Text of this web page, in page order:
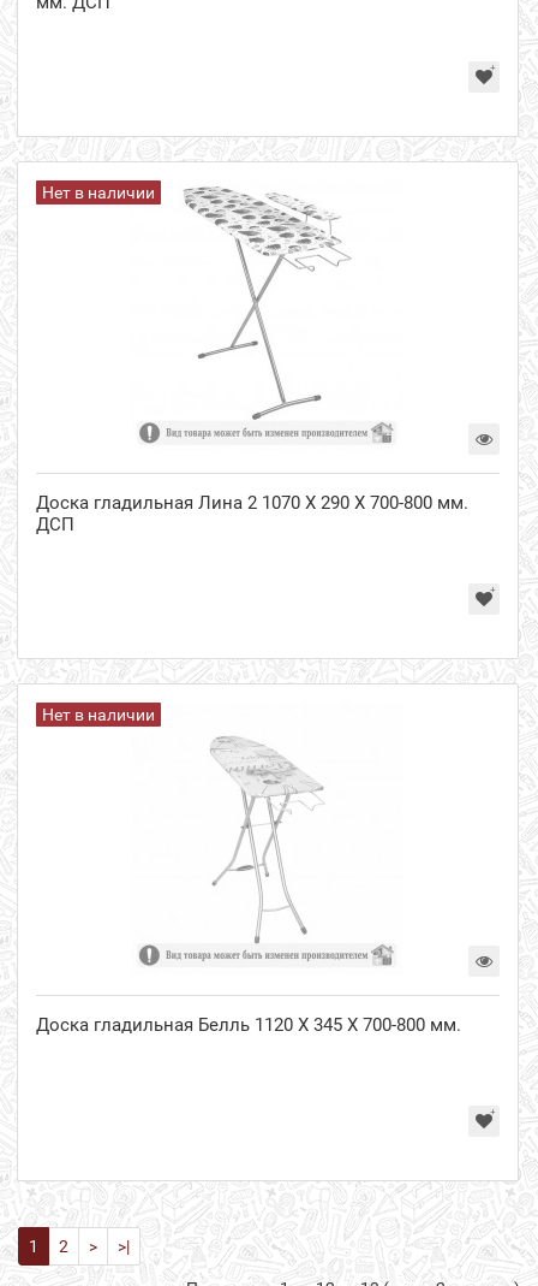
Нет в наличии
Доска гладильная Лина 2 1070 Х 290 Х 700-800 мм.
ДСП
Нет в наличии
Доска гладильная Белль 1120 Х 345 Х 700-800 мм.
1 2 > >|